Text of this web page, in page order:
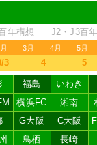
年構想 J2・J3百
3月 4月 5月
3 4 5
福島
いわき
横浜FC 湘南
G大阪 C大阪
鳥栖 長崎